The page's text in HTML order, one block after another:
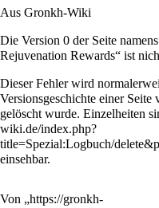
Aus Gronkh-Wiki
Die Version 0 der Seite
Rejuvenation Rewards“ ist
Dieser Fehler wird
Versionsgeschichte einer
gelöscht wurde. Einzelheiten
einsehbar.
Von „https://gronkh-